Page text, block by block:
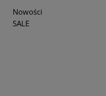
Nowości
SALE